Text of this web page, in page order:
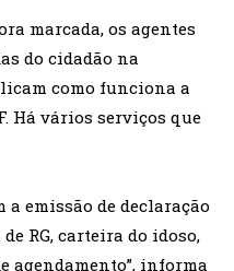
marcada, os agentes
do cidadão na
como funciona a
Há vários serviços que
a emissão de declaração
RG, carteira do idoso,
agendamento”, informa